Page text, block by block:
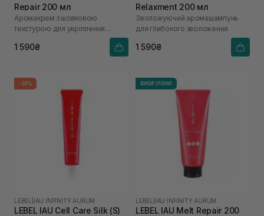
Repair 200 мл
Аромакрем з шовковою
текстурою для укріплення
1 590₴
Relaxment 200 мл
Зволожуючий аромашампунь
для глибокого зволоження
1 590₴
-20%
LEBEL IAU INFINITY AURUM
LEBEL IAU Cell Care Silk (S)
ВИБІР ІЛОНИ
LEBEL IAU INFINITY AURUM
LEBEL IAU Melt Repair 200